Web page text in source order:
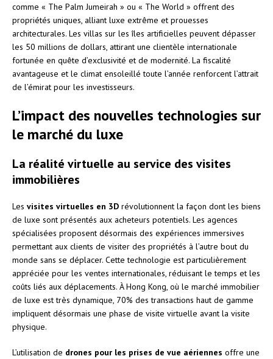
comme « The Palm Jumeirah » ou « The World » offrent des
propriétés uniques, alliant luxe extrême et prouesses
architecturales. Les villas sur les îles artificielles peuvent dépasser
les 50 millions de dollars, attirant une clientèle internationale
fortunée en quête d’exclusivité et de modernité. La fiscalité
avantageuse et le climat ensoleillé toute l’année renforcent l’attrait
de l’émirat pour les investisseurs.
L’impact des nouvelles technologies sur
le marché du luxe
La réalité virtuelle au service des visites
immobilières
Les visites virtuelles en 3D révolutionnent la façon dont les biens
de luxe sont présentés aux acheteurs potentiels. Les agences
spécialisées proposent désormais des expériences immersives
permettant aux clients de visiter des propriétés à l’autre bout du
monde sans se déplacer. Cette technologie est particulièrement
appréciée pour les ventes internationales, réduisant le temps et les
coûts liés aux déplacements. À Hong Kong, où le marché immobilier
de luxe est très dynamique, 70% des transactions haut de gamme
impliquent désormais une phase de visite virtuelle avant la visite
physique.
L’utilisation de drones pour les prises de vue aériennes offre une